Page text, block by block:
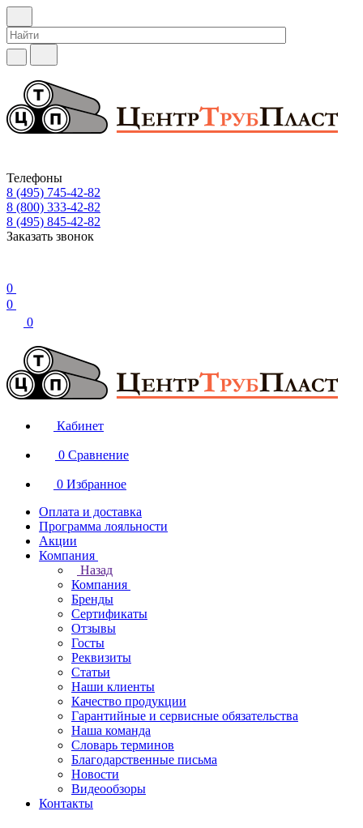
Телефоны
8 (495) 745-42-82
8 (800) 333-42-82
8 (495) 845-42-82
Заказать звонок
0
0
0
Кабинет
0 Сравнение
0 Избранное
Оплата и доставка
Программа лояльности
Акции
Компания
Назад
Компания
Бренды
Сертификаты
Отзывы
Госты
Реквизиты
Статьи
Наши клиенты
Качество продукции
Гарантийные и сервисные обязательства
Наша команда
Словарь терминов
Благодарственные письма
Новости
Видеообзоры
Контакты